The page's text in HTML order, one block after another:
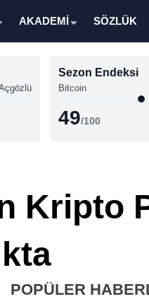
AKADEMİ SÖZLÜK
Sezon Endeksi
Bitcoin
49/100
Kripto
POPÜLER